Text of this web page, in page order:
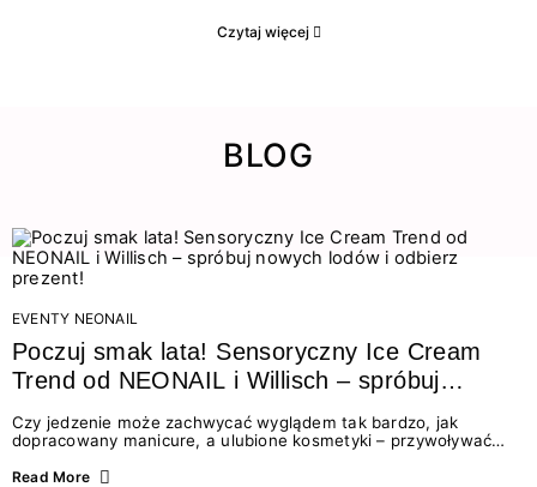
Czytaj więcej
BLOG
EVENTY NEONAIL
Poczuj smak lata! Sensoryczny Ice Cream
Trend od NEONAIL i Willisch – spróbuj
nowych lodów i odbierz prezent!
Czy jedzenie może zachwycać wyglądem tak bardzo, jak
dopracowany manicure, a ulubione kosmetyki – przywoływać
świata beauty i oszałamiających deserów to coś więcej niż
Read More